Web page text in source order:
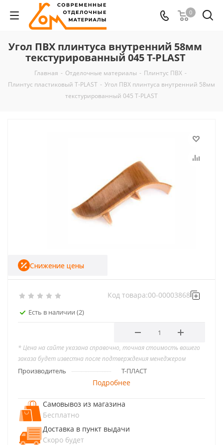
0
Угол ПВХ плинтуса внутренний 58мм
текстурированный 045 T-PLAST
Главная - Отделочные материалы - Плинтус ПВХ -
Плинтус пластиковый T-PLAST - Угол ПВХ плинтуса внутренний 58мм
текстурированный 045 T-PLAST
Есть в наличии (2)
Код товара:00-00003868
Снижение цены
* Цена на сайте указана справочно, точная стоимость вашего
заказа будет известна после подтверждения менеджером
Производитель Т-ПЛАСТ
Подробнее
Самовывоз из магазина
Бесплатно
Доставка в пункт выдачи
Скоро будет